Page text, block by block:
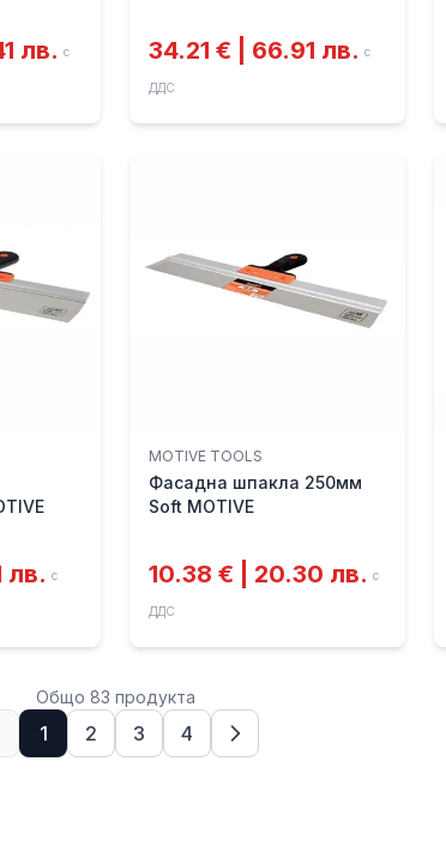
лв. с 34.21 € | 66.91 лв. с
ДДС
лв. с
MOTIVE TOOLS
Фасадна шпакла 250мм
Soft MOTIVE
10.38 € | 20.30 лв. с
ДДС
Общо 83 продукта
1 2 3 4